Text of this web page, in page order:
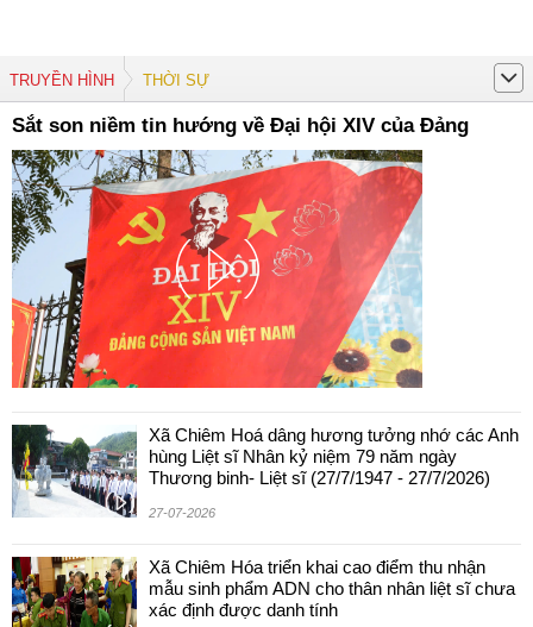
TRUYỀN HÌNH THỜI SỰ
Sắt son niềm tin hướng về Đại hội XIV của Đảng
Xã Chiêm Hoá dâng hương tưởng nhớ các Anh
hùng Liệt sĩ Nhân kỷ niệm 79 năm ngày
Thương binh- Liệt sĩ (27/7/1947 - 27/7/2026)
27-07-2026
Xã Chiêm Hóa triển khai cao điểm thu nhận
mẫu sinh phẩm ADN cho thân nhân liệt sĩ chưa
xác định được danh tính